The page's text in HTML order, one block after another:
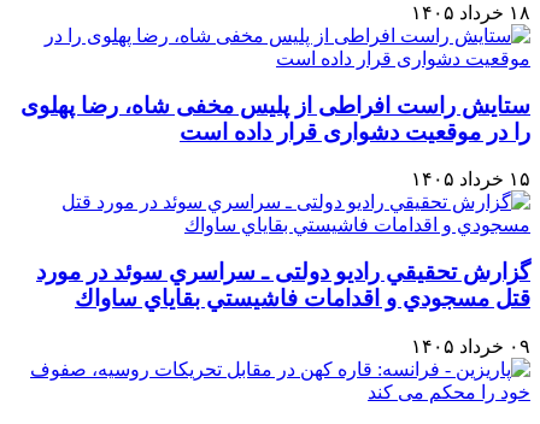
۱۸ خرداد ۱۴۰۵
ستایش راست افراطی از پلیس مخفی شاه، رضا پهلوی
را در موقعیت دشواری قرار داده است
۱۵ خرداد ۱۴۰۵
گزارش تحقيقي رادیو دولتی ـ سراسري سوئد در مورد
قتل مسجودي و اقدامات فاشيستي بقاياي ساواك
۰۹ خرداد ۱۴۰۵